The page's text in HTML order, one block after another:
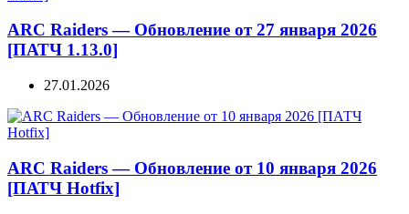
ARC Raiders — Обновление от 27 января 2026
[ПАТЧ 1.13.0]
27.01.2026
ARC Raiders — Обновление от 10 января 2026
[ПАТЧ Hotfix]